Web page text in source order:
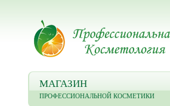
МАГАЗИН
ПРОФЕССИОНАЛЬНОЙ КОСМЕТИКИ